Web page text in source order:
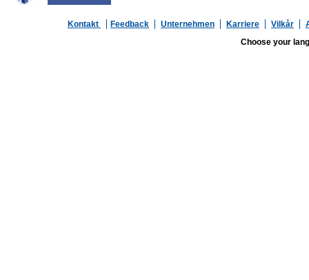
Kontakt Feedback Unternehmen Karriere Vilkår
Choose your